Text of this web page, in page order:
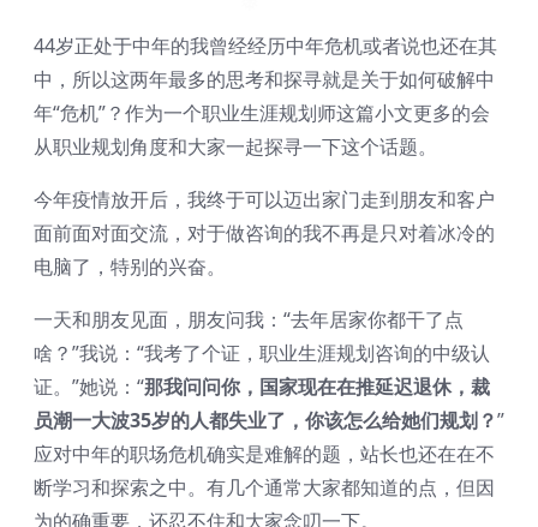
44岁正处于中年的我曾经经历中年危机或者说也还在其
中，所以这两年最多的思考和探寻就是关于如何破解中
年“危机”？作为一个职业生涯规划师这篇小文更多的会
从职业规划角度和大家一起探寻一下这个话题。
今年疫情放开后，我终于可以迈出家门走到朋友和客户
面前面对面交流，对于做咨询的我不再是只对着冰冷的
电脑了，特别的兴奋。
一天和朋友见面，朋友问我：“去年居家你都干了点
啥？”我说：“我考了个证，职业生涯规划咨询的中级认
证。”她说：“那我问问你，国家现在在推延迟退休，裁
员潮一大波35岁的人都失业了，你该怎么给她们规划？”
应对中年的职场危机确实是难解的题，站长也还在在不
断学习和探索之中。有几个通常大家都知道的点，但因
为的确重要，还忍不住和大家念叨一下。